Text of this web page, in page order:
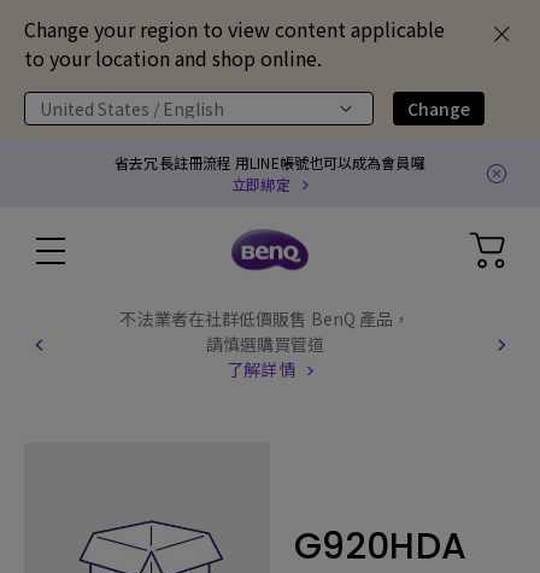
Change your region to view content applicable
to your location and shop online.
United States / English Change
省去冗長註冊流程 用LINE帳號也可以成為會員囉
立即綁定
不法業者在社群低價販售 BenQ 產品，
請慎選購買管道
了解詳情
G920HDA